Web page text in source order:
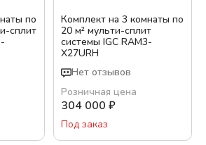
по
сплит
Комплект на 3 комнаты по
20 м² мульти-сплит
системы IGC RAM3-
X27URH
Нет отзывов
Розничная цена
304 000 ₽
Под заказ